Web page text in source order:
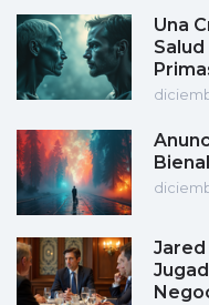
Una
Jared